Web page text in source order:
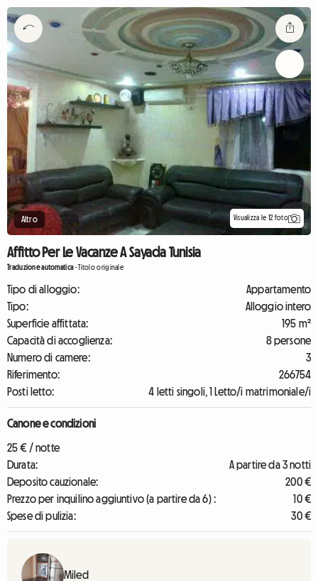
Altro Visualizza le 12 foto
Affitto Per Le Vacanze A Sayada Tunisia
Traduzione automatica-Titolo originale
Tipo di alloggio:
Appartamento
Tipo:
Alloggio intero
Superficie affittata:
195 m²
Capacità di accoglienza:
8 persone
Numero di camere:
3
Riferimento:
266754
Posti letto:
4 letti singoli, 1 Letto/i matrimoniale/i
Canone e condizioni
25 € / notte
Durata:
A partire da 3 notti
Deposito cauzionale:
200 €
Prezzo per inquilino aggiuntivo (a partire da 6) :
10 €
Spese di pulizia:
30 €
Miled